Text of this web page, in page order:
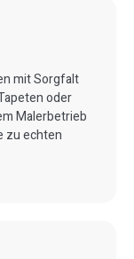
mit Sorgfalt
oder
Malerbetrieb
zu echten